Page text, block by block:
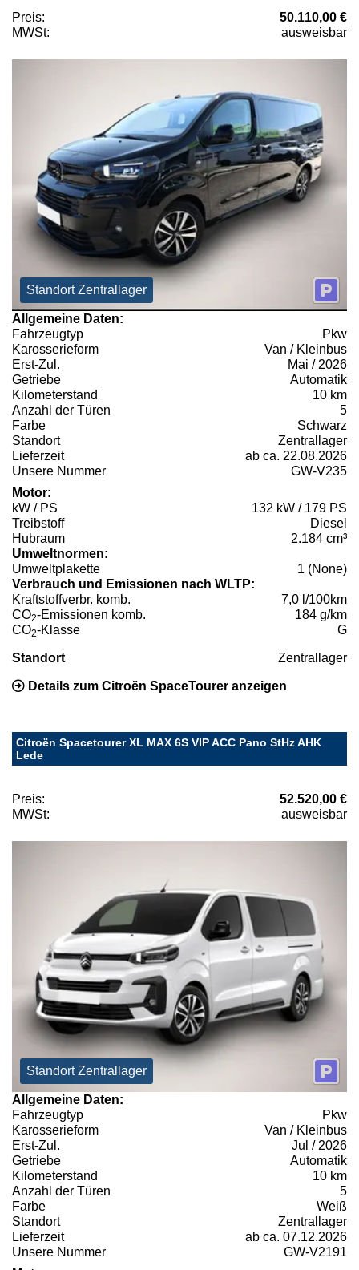
Preis:
50.110,00 €
MWSt:
ausweisbar
Standort Zentrallager
Allgemeine Daten:
Fahrzeugtyp
Pkw
Karosserieform
Van / Kleinbus
Erst-Zul.
Mai / 2026
Getriebe
Automatik
Kilometerstand
10 km
Anzahl der Türen
5
Farbe
Schwarz
Standort
Zentrallager
Lieferzeit
ab ca. 22.08.2026
Unsere Nummer
GW-V235
Motor:
kW / PS
132 kW / 179 PS
Treibstoff
Diesel
Hubraum
2.184 cm³
Umweltnormen:
Umweltplakette
1 (None)
Verbrauch und Emissionen nach WLTP:
Kraftstoffverbr. komb.
7,0 l/100km
CO2-Emissionen komb.
184 g/km
CO2-Klasse G
Standort Zentrallager
Details zum Citroën SpaceTourer anzeigen
Citroën Spacetourer XL MAX 6S VIP ACC Pano StHz AHK
Lede
Preis:
52.520,00 €
MWSt:
ausweisbar
Standort Zentrallager
Allgemeine Daten:
Fahrzeugtyp
Pkw
Karosserieform
Van / Kleinbus
Erst-Zul.
Jul / 2026
Getriebe
Automatik
Kilometerstand
10 km
Anzahl der Türen
5
Farbe
Weiß
Standort
Zentrallager
Lieferzeit
ab ca. 07.12.2026
Unsere Nummer
GW-V2191